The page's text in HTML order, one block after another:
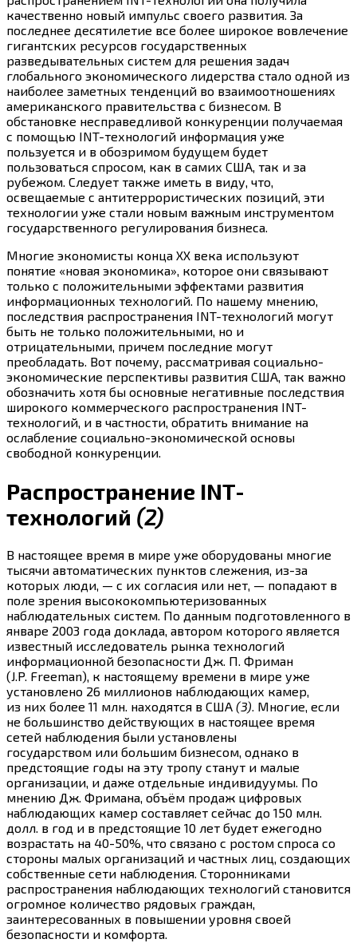
качественно новый импульс своего развития. За
последнее десятилетие все более широкое вовлечение
гигантских ресурсов государственных
разведывательных систем для решения задач
глобального экономического лидерства стало одной из
наиболее заметных тенденций во взаимоотношениях
американского правительства с бизнесом. В
обстановке несправедливой конкуренции получаемая
с помощью INT-технологий информация уже
пользуется и в обозримом будущем будет
пользоваться спросом, как в самих США, так и за
рубежом. Следует также иметь в виду, что,
освещаемые с антитеррористических позиций, эти
технологии уже стали новым важным инструментом
государственного регулирования бизнеса.
Многие экономисты конца ХХ века используют
понятие «новая экономика», которое они связывают
только с положительными эффектами развития
информационных технологий. По нашему мнению,
последствия распространения INT-технологий могут
быть не только положительными, но и
отрицательными, причем последние могут
преобладать. Вот почему, рассматривая социально-
экономические перспективы развития США, так важно
обозначить хотя бы основные негативные последствия
широкого коммерческого распространения INT-
технологий, и в частности, обратить внимание на
ослабление социально-экономической основы
свободной конкуренции.
Распространение INT-
технологий (2)
В настоящее время в мире уже оборудованы многие
тысячи автоматических пунктов слежения, из-за
которых люди, — с их согласия или нет, — попадают в
поле зрения высококомпьютеризованных
наблюдательных систем. По данным подготовленного в
январе 2003 года доклада, автором которого является
известный исследователь рынка технологий
информационной безопасности Дж. П. Фриман
(J.P. Freeman), к настоящему времени в мире уже
установлено 26 миллионов наблюдающих камер,
из них более 11 млн. находятся в США (3). Многие, если
не большинство действующих в настоящее время
сетей наблюдения были установлены
государством или большим бизнесом, однако в
предстоящие годы на эту тропу станут и малые
организации, и даже отдельные индивидуумы. По
мнению Дж. Фримана, объём продаж цифровых
наблюдающих камер составляет сейчас до 150 млн.
долл. в год и в предстоящие 10 лет будет ежегодно
возрастать на 40-50%, что связано с ростом спроса со
стороны малых организаций и частных лиц, создающих
собственные сети наблюдения. Сторонниками
распространения наблюдающих технологий становится
огромное количество рядовых граждан,
заинтересованных в повышении уровня своей
безопасности и комфорта.